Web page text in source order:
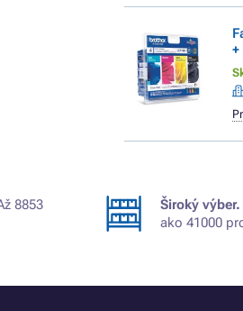
+
8853
Široký výber.
ako 41000